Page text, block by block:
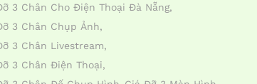
3 Chân Cho Điện Thoại Đà Nẵng
3 Chân Chụp Ảnh
3 Chân Livestream
3 Chân Điện Thoại